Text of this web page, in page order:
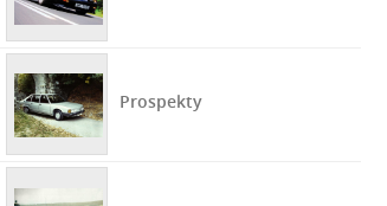
Prospekty